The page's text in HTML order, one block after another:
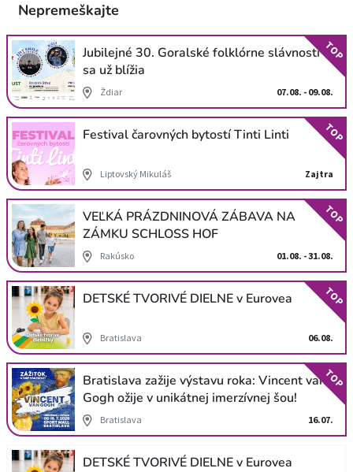
Nepremeškajte
Jubilejné 30. Goralské folklórne slávnosti
sa už blížia
Ždiar 07.08. - 09.08.
TOP
Festival čarovných bytostí Tinti Linti
Liptovský Mikuláš Zajtra
TOP
VEĽKÁ PRÁZDNINOVÁ ZÁBAVA NA
ZÁMKU SCHLOSS HOF
Rakúsko 01.08. - 31.08.
TOP
DETSKÉ TVORIVÉ DIELNE v Eurovea
Bratislava 06.08.
TOP
Bratislava zažije výstavu roka: Vincent van
Gogh ožije v unikátnej imerzívnej šou!
Bratislava 16.07.
TOP
DETSKÉ TVORIVÉ DIELNE v Eurovea